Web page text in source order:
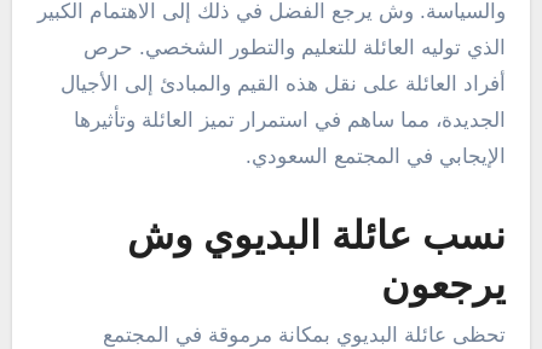
والسياسة. وش يرجع الفضل في ذلك إلى الاهتمام الكبير
الذي توليه العائلة للتعليم والتطور الشخصي. حرص
أفراد العائلة على نقل هذه القيم والمبادئ إلى الأجيال
الجديدة، مما ساهم في استمرار تميز العائلة وتأثيرها
الإيجابي في المجتمع السعودي.
نسب عائلة البديوي وش
يرجعون
تحظى عائلة البديوي بمكانة مرموقة في المجتمع